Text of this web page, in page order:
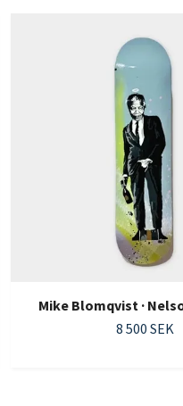
Mike Blomqvist ·
8 500 SEK